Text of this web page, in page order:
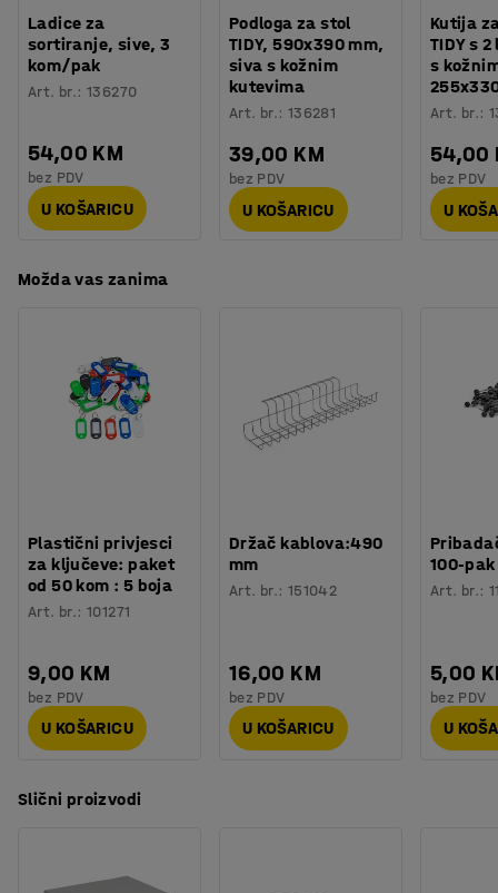
ormarića.
Ladice za
sortiranje, sive, 3
kom/pak
Art. br.:136270
54,00 KM
bez PDV
U KOŠARICU
Podloga za stol
TIDY, 590x390 mm,
siva s kožnim
kutevima
Art. br.: 136281
39,00 KM
bez PDV
U KOŠARICU
Kutija
TIDY s
s
Art. br.:
54,00
bez PDV
U
Možda vas zanima
Plastični privjesci
za ključeve: paket
od 50 kom : 5 boja
Art. br.:101271
9,00 KM
bez PDV
U KOŠARICU
Držač kablova:490
mm
Art. br.: 151042
16,00 KM
bez PDV
U KOŠARICU
100-pak
Art. br.:
5,00
bez PDV
U
Slični proizvodi